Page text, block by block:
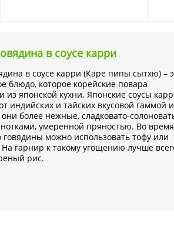
в соусе карри
в соусе карри (Каре пипы сытхю) –
блюдо, которое корейские повара
из японской кухни. Японские соусы
индийских и тайских вкусовой гаммой и
более нежные, сладковато-
умеренной пряностью. Во время
говядины можно использовать тофу или
На гарнир к такому угощению лучше
рис.